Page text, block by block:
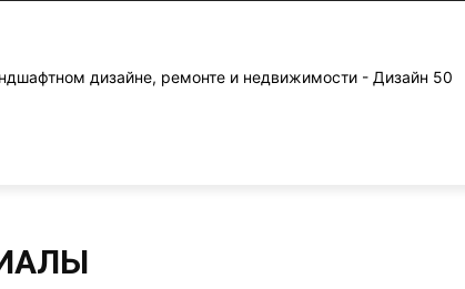
дизайне, ремонте и недвижимости - Дизайн 50